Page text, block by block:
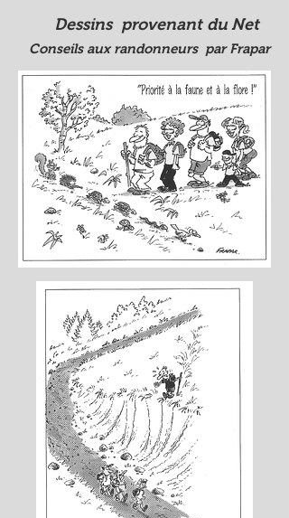
Dessins provenant du Net
Conseils aux randonneurs par Frapar